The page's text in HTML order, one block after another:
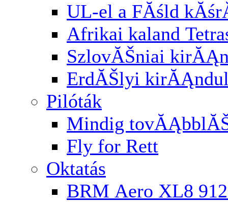
UL-el a FĂśld
Afrikai kaland
SzlovĂŠniai
ErdĂŠlyi
Pilóták
Mindig
Fly for Rett
Oktatás
BRM Aero XL8